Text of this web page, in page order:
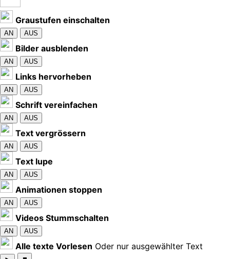
Graustufen einschalten
AN AUS
Bilder ausblenden
AN AUS
Links hervorheben
AN AUS
Schrift vereinfachen
AN AUS
Text vergrössern
AN AUS
Text lupe
AN AUS
Animationen stoppen
AN AUS
Videos Stummschalten
AN AUS
Alle texte Vorlesen Oder nur ausgewählter Text